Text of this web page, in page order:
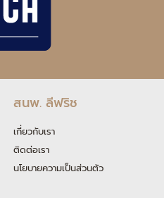
สนพ. ลีฟริช
เกี่ยวกับเรา
ติดต่อเรา
นโยบายความเป็นส่วนตัว